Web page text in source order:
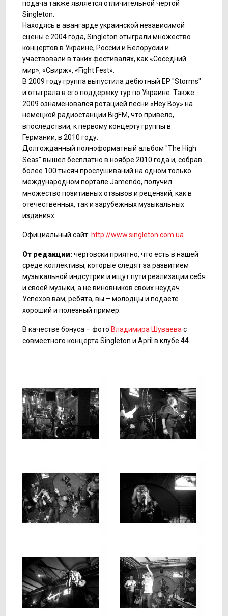
подача также является отличительной чертой
Singleton.
Находясь в авангарде украинской независимой
сцены с 2004 года, Singleton отыграли множество
концертов в Украине, России и Белорусии и
участвовали в таких фестивалях, как «Соседний
мир», «Свирж», «Fight Fest».
В 2009 году группа выпустила дебютный EP "Storms"
и отыграла в его поддержку тур по Украине. Также
2009 ознаменовался ротацией песни «Hey Boy» на
немецкой радиостанции BigFM, что привело,
впоследствии, к первому концерту группы в
Германии, в 2010 году.
Долгожданный полноформатный альбом "The High
Seas" вышел бесплатно в ноябре 2010 года и, собрав
более 100 тысяч прослушиваний на одном только
международном портале Jamendo, получил
множество позитивных отзывов и рецензий, как в
отечественных, так и зарубежных музыкальных
изданиях.
Официальный сайт: http://www.singleton.com.ua
От редакции:чертовски приятно, что есть в нашей
среде коллективы, которые следят за развитием
музыкальной индсутрии и ищут пути реализации себя
и своей музыки, а не виновников своих неудач.
Успехов вам, ребята, вы – молодцы и подаете
хороший и полезный пример.
В качестве бонуса – фото Владимира Шуваева с
совместного концерта Singleton и April в клубе 44.